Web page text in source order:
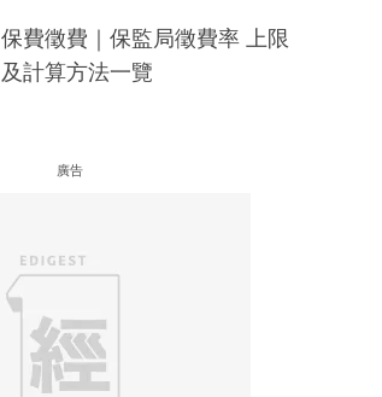
保費徵費｜保監局徵費率 上限
及計算方法一覽
廣告